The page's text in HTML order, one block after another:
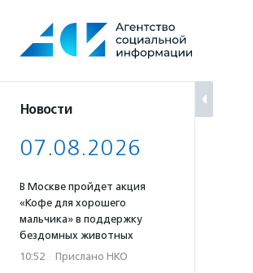
содержанию
Новости
07.08.2026
В Москве пройдет акция
«Кофе для хорошего
мальчика» в поддержку
бездомных животных
10:52 · Прислано НКО